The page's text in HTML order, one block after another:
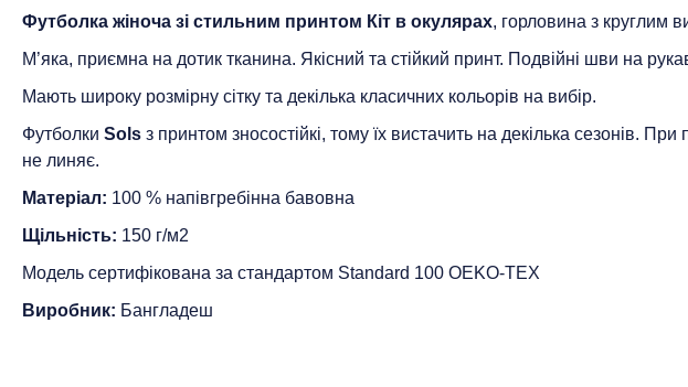
Футболка жіноча зі стильним принтом Кіт в окулярах, горловина з круглим
М’яка, приємна на дотик тканина. Якісний та стійкий принт. Подвійні шви на
Мають широку розмірну сітку та декілька класичних кольорів на вибір.
Футболки Sols з принтом зносостійкі, тому їх вистачить на декілька сезонів.
не линяє.
Матеріал: 100 % напівгребінна бавовна
Щільність: 150 г/м2
Модель сертифікована за стандартом Standard 100 ОEKO-TEX
Виробник: Бангладеш